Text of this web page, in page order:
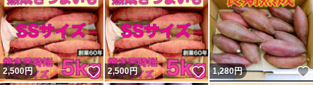
2,500円 いいね！
2,500円 いいね！
1,280円